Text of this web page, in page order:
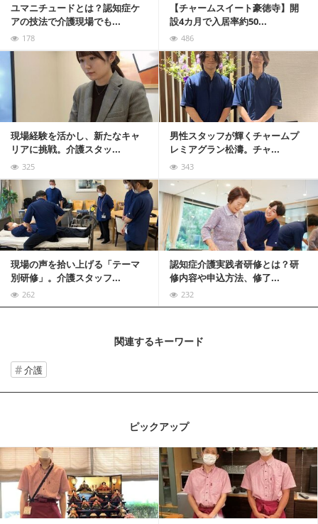
ユマニチュードとは？認知症ケ
アの技法で介護現場でも...
178
【チャームスイート豪徳寺】開
設4カ月で入居率約50...
486
現場経験を活かし、新たなキャ
リアに挑戦。介護スタッ...
325
男性スタッフが輝くチャームプ
レミアグラン松濤。チャ...
343
記事を読む
現場の声を拾い上げる「テーマ
別研修」。介護スタッフ...
262
認知症介護実践者研修とは？研
修内容や申込方法、修了...
232
記事を読む
関連するキーワード
介護
ピックアップ
記事を読む